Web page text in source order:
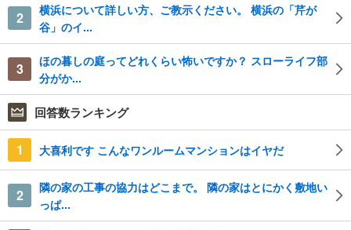
2
横浜について詳しい方、ご教示ください。 横浜の「芹が
谷」のイ...
3
ほの暮しの庭ってどれくらい怖いですか？ スローライフ部
分がか...
回答数ランキング
1 大喜利です こんなワンルームマンションはイヤだ
2
隣の家の工事の協力はどこまで。 隣の家はとにかく敷地い
っぱ...